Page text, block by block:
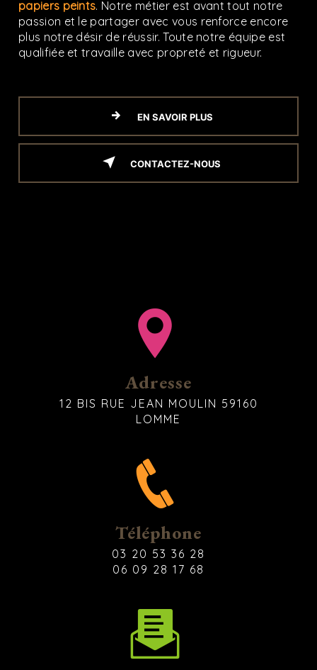
papiers peints. Notre métier est avant tout notre
passion et le partager avec vous renforce encore
plus notre désir de réussir. Toute notre équipe est
qualifiée et travaille avec propreté et rigueur.
EN SAVOIR PLUS
CONTACTEZ-NOUS
Adresse
12 BIS RUE JEAN MOULIN 59160
LOMME
Téléphone
03 20 53 36 28
06 09 28 17 68